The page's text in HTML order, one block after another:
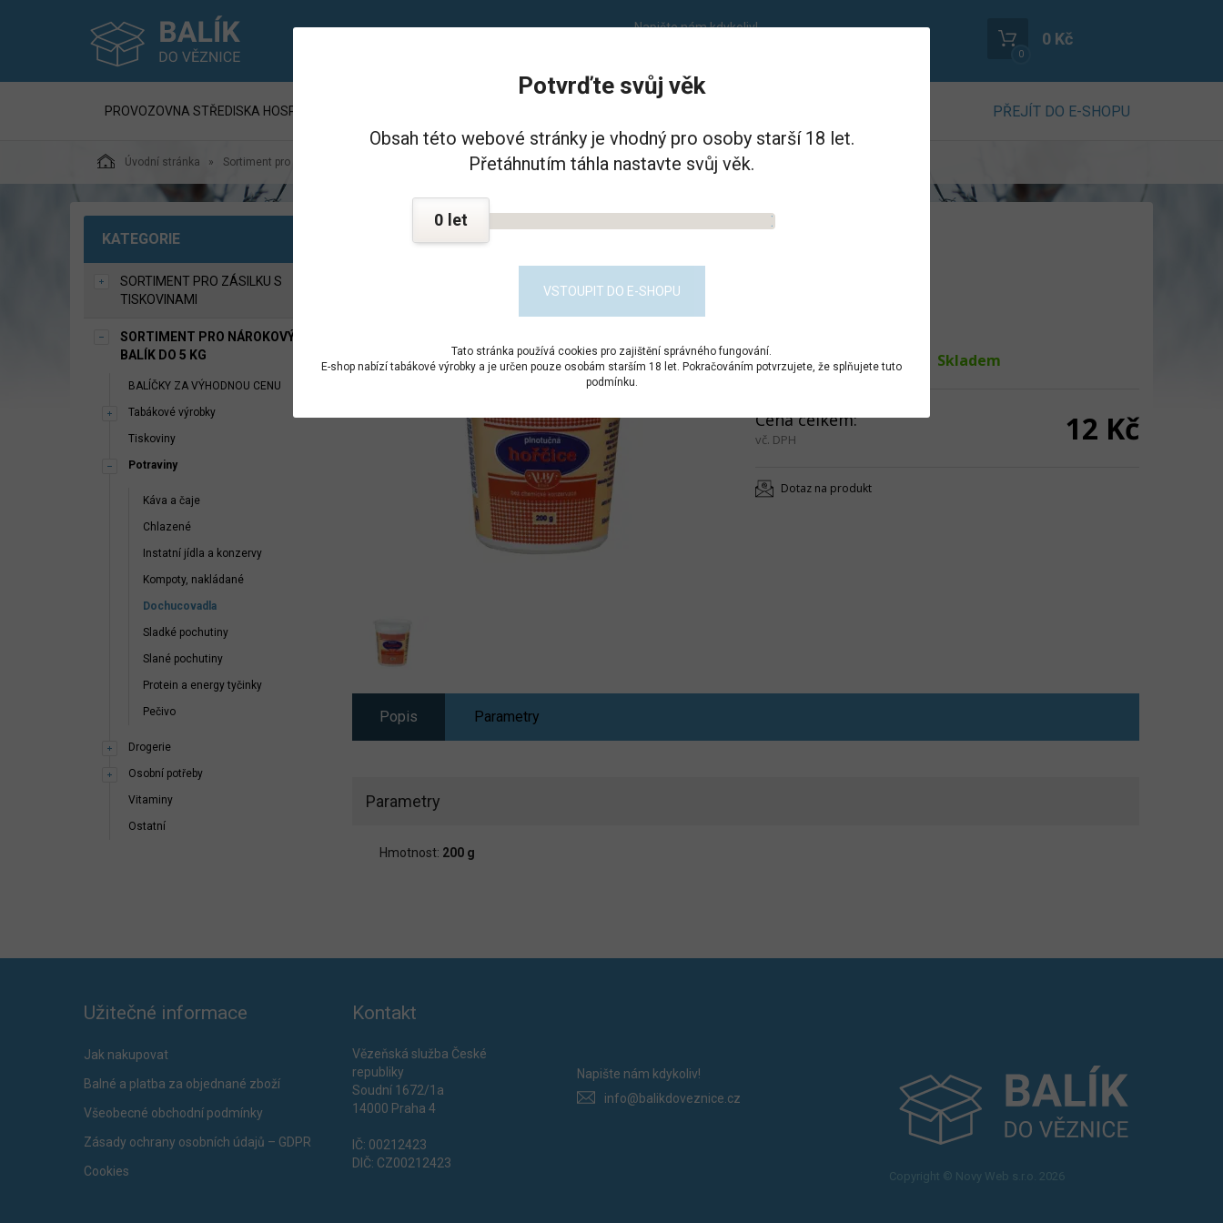
Napište nám kdykoliv!
0
0 Kč
PROVOZOVNA STŘEDISKA HOSPODÁŘSKÉ ČINNNOSTI VĚZNICE - PSHČ PŘEJÍT DO E-SHOPU
Úvodní stránka Sortiment pro Nárokový balík do 5 kg Potraviny Dochucovadla Hořčice plnotučná
KATEGORIE
SORTIMENT PRO ZÁSILKU S
TISKOVINAMI
SORTIMENT PRO NÁROKOVÝ
BALÍK DO 5 KG
BALÍČKY ZA VÝHODNOU CENU
Tabákové výrobky
Tiskoviny
Potraviny
Káva a čaje
Chlazené
Instatní jídla a konzervy
Kompoty, nakládané
Dochucovadla
Sladké pochutiny
Slané pochutiny
Protein a energy tyčinky
Pečivo
Drogerie
Osobní potřeby
Vitaminy
Ostatní
HOŘČICE PLNOTUČNÁ
Dostupnost
Skladem
Cena celkem:
vč. DPH 12 Kč
Dotaz na produkt
Popis Parametry
Parametry
Hmotnost: 200 g
Užitečné informace
Jak nakupovat
Balné a platba za objednané zboží
Všeobecné obchodní podmínky
Zásady ochrany osobních údajů – GDPR
Cookies
Kontakt
Vězeňská služba České
republiky
Soudní 1672/1a
14000 Praha 4
IČ: 00212423
DIČ: CZ00212423
Napište nám kdykoliv!
info@balikdoveznice.cz
Copyright © Novy Web s.r.o. 2026
Potvrďte svůj věk
Obsah této webové stránky je vhodný pro osoby starší 18 let.
Přetáhnutím táhla nastavte svůj věk.
0
VSTOUPIT DO E-SHOPU
Tato stránka používá cookies pro zajištění správného fungování.
E-shop nabízí tabákové výrobky a je určen pouze osobám starším 18 let. Pokračováním potvrzujete, že splňujete tuto
podmínku.